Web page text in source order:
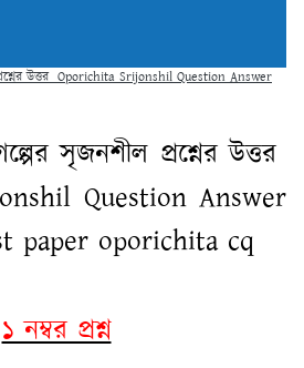
উত্তর Oporichita Srijonshil Question Answer
সৃজনশীল প্রশ্নের উত্তর
Question Answer
paper oporichita cq
১ নম্বর প্রশ্ন